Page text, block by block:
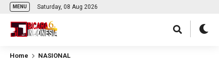
MENU Saturday, 08 Aug 2026
Home NASIONAL